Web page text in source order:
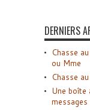
DERNIERS
Chasse
ou Mme
Chasse
Une boîte
messages